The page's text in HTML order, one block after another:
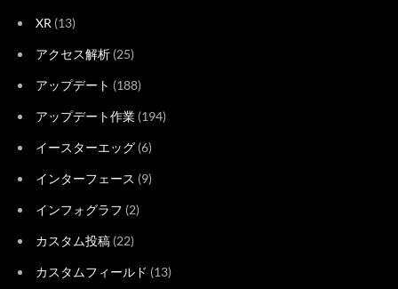
XR (13)
アクセス解析 (25)
アップデート (188)
アップデート作業 (194)
イースターエッグ (6)
インターフェース (9)
インフォグラフ (2)
カスタム投稿 (22)
カスタムフィールド (13)